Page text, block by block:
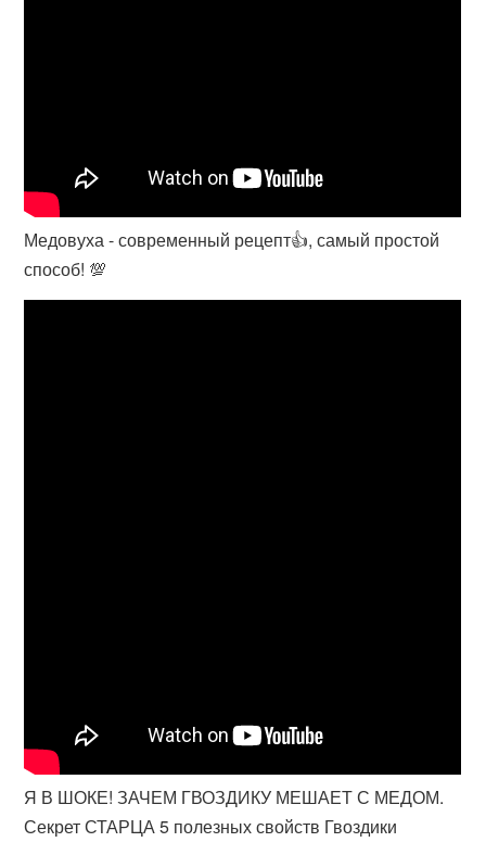
Медовуха - современный рецепт👍, самый простой
способ! 💯
Я В ШОКЕ! ЗАЧЕМ ГВОЗДИКУ МЕШАЕТ С МЕДОМ.
Секрет СТАРЦА 5 полезных свойств Гвоздики